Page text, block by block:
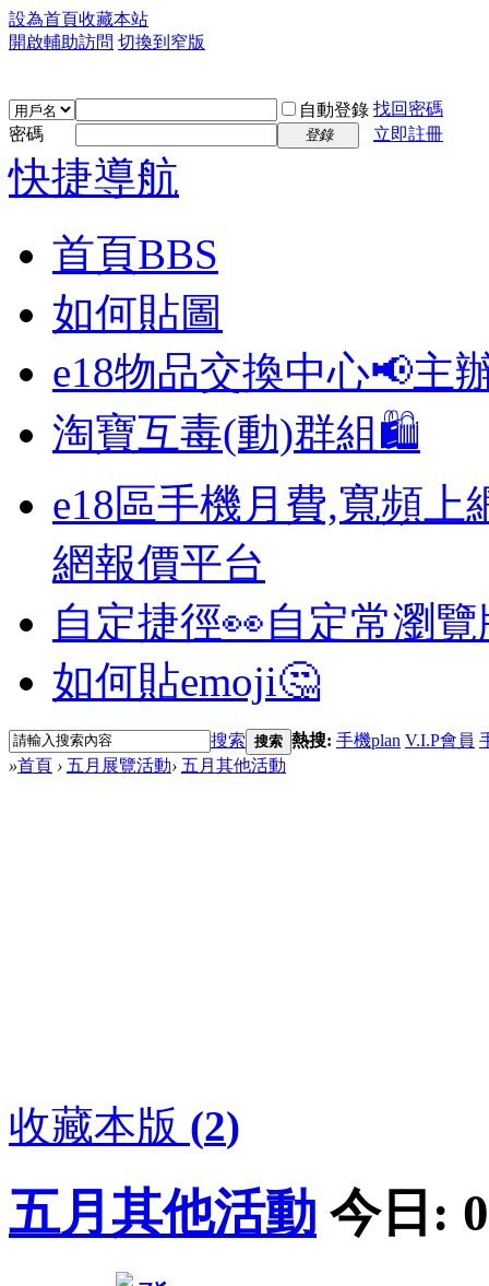
設為首頁收藏本站
開啟輔助訪問 切換到窄版
自動登錄 找回密碼
密碼
登錄 立即註冊
快捷導航
首頁BBS
如何貼圖
e18物品交換中心📢主
淘寶互毒(動)群組🛍️
e18區手機月費,寬頻上
網報價平台
自定捷徑👀自定常瀏
如何貼emoji🤔
搜索 搜索 熱搜: 手機plan V.I.P會員
»首頁 › 五月展覽活動› 五月其他活動
收藏本版 (2)
五月其他活動 今日: 0